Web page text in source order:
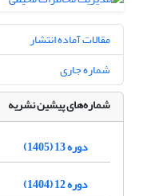
مقالات آماده انتشار
شماره جاری
شماره‌های پیشین نشریه
دوره 13 (1405)
دوره 12 (1404)